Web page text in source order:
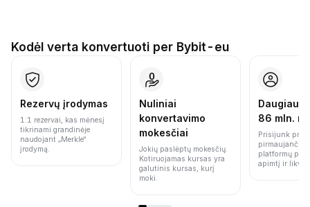
Kodėl verta konvertuoti per Bybit-eu
Rezervų įrodymas
1:1 rezervai, kas mėnesį
tikrinami grandinėje
naudojant „Merkle“
įrodymą.
Nuliniai
konvertavimo
mokesčiai
Jokių paslėptų mokesčių.
Kotiruojamas kursas yra
galutinis kursas, kurį
moki.
Daugiau
86 mln.
Prisijunk prie
pirmaujančių
platformų
apimtį ir